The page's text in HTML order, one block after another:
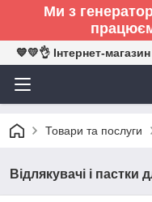
Ми з
💙💛👌 Інтернет-
Товари та послуги
Відлякувачі і